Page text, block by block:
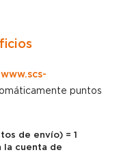
www.scs-
puntos
de envío) = 1
la cuenta de